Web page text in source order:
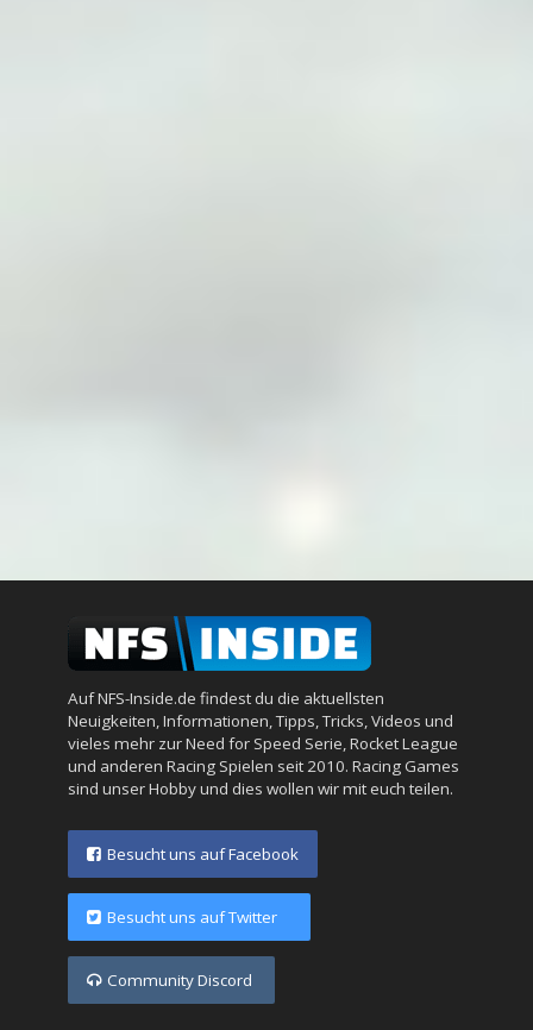
Auf NFS-Inside.de findest du die aktuellsten
Neuigkeiten, Informationen, Tipps, Tricks, Videos und
vieles mehr zur Need for Speed Serie, Rocket League
und anderen Racing Spielen seit 2010. Racing Games
sind unser Hobby und dies wollen wir mit euch teilen.
Besucht uns auf Facebook
Besucht uns auf Twitter
Community Discord